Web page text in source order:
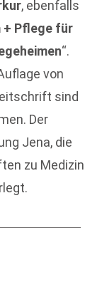
, ebenfalls
+ Pflege für
“.
von
sind
Der
Jena, die
zu Medizin